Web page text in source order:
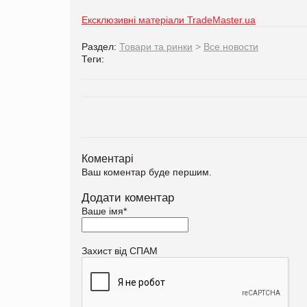
Ексклюзивні матеріали TradeMaster.ua
Раздел: Товари та ринки > Все новости
Теги:
Коментарі
Ваш коментар буде першим.
Додати коментар
Ваше імя*
Захист від СПАМ